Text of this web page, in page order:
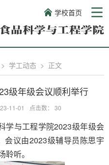
学校首页
> 学工动态 > 正文
级年级会议顺利举行
11-01 点击数： 30
学与工程学院2023级年级会
会议由2023级辅导员陈思宇
听。